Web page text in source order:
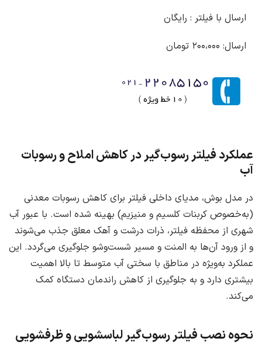
ارسال با فیلتر : رایگان
ارسال: ۲۰۰،۰۰۰ تومان
عملکرد فیلتر رسوب‌گیر در کاهش املاح و رسوبات
آب
در مدل بوش، مدیای داخلی فیلتر برای کاهش رسوبات معدنی
(به‌خصوص کربنات کلسیم و منیزیم) بهینه شده است. با عبور آب
شهری از محفظه فیلتر، ذرات درشت و آهک معلق جذب می‌شوند
و از ورود آن‌ها به المنت و مسیر شست‌وشو جلوگیری می‌گردد. این
عملکرد به‌ویژه در مناطق با سختی آب متوسط تا بالا اهمیت
بیشتری دارد و به جلوگیری از کاهش راندمان دستگاه کمک
می‌کند.
نحوه نصب فیلتر رسوب‌گیر لباسشویی و ظرفشویی